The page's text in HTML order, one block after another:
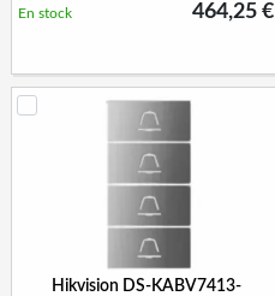
464,25 €
En stock
Hikvision DS-KABV7413-